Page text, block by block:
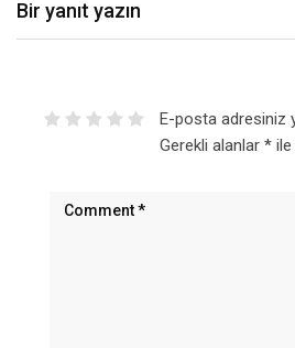
Bir yanıt yazın
E-posta adresiniz
Gerekli alanlar *ile